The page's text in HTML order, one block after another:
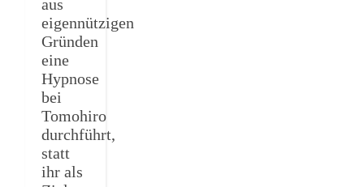
aus
eigennützigen
Gründen
eine
Hypnose
bei
Tomohiro
durchführt,
statt
ihr als